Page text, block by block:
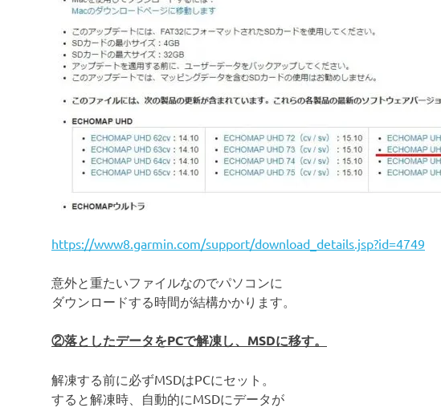
https://www8.garmin.com/support/download_details.jsp?id=4749
意外と重たいファイルなのでパソコンに
ダウンロードする時間が結構かかります。
②落としたデータをPCで解凍し、MSDに移す。
解凍する前に必ずMSDはPCにセット。
すると解凍時、自動的にMSDにデータが